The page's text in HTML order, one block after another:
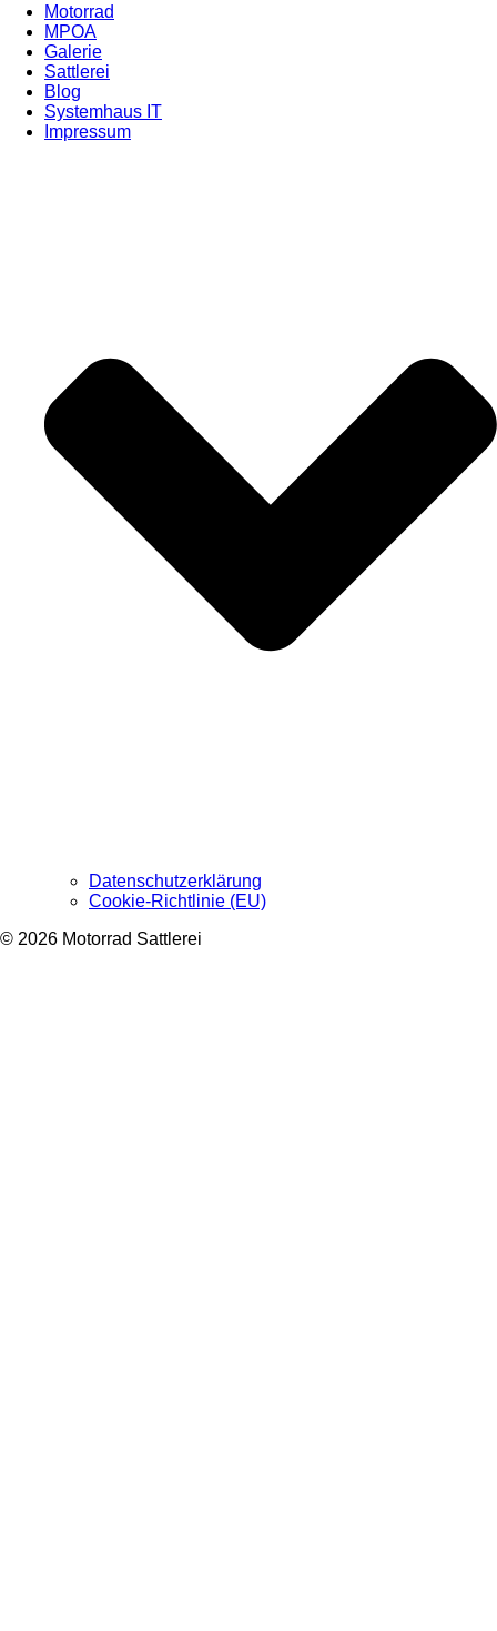
Motorrad
MPOA
Galerie
Sattlerei
Blog
Systemhaus IT
Impressum
Datenschutzerklärung
Cookie-Richtlinie (EU)
© 2026 Motorrad Sattlerei